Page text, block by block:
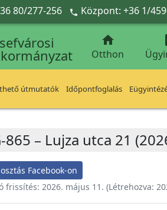
80/277-256  Központ: +36 1/

Otthon
útmutatók Időpontfoglalás
865 – Lujza utca 21
Facebook-on
frissítés: 2026. május 11. (Létrehozva: